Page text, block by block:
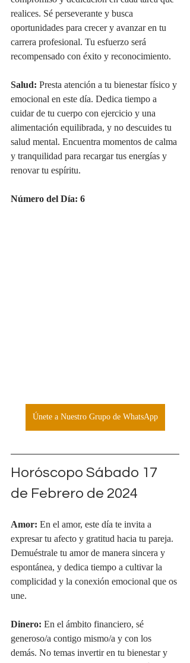
realices. Sé perseverante y busca
oportunidades para crecer y avanzar en tu
carrera profesional. Tu esfuerzo será
recompensado con éxito y reconocimiento.
Salud: Presta atención a tu bienestar físico y
emocional en este día. Dedica tiempo a
cuidar de tu cuerpo con ejercicio y una
alimentación equilibrada, y no descuides tu
salud mental. Encuentra momentos de calma
y tranquilidad para recargar tus energías y
renovar tu espíritu.
Número del Día: 6
Únete a Nuestro Grupo de WhatsApp
Horóscopo Sábado 17
de Febrero de 2024
Amor: En el amor, este día te invita a
expresar tu afecto y gratitud hacia tu pareja.
Demuéstrale tu amor de manera sincera y
espontánea, y dedica tiempo a cultivar la
complicidad y la conexión emocional que os
une.
Dinero: En el ámbito financiero, sé
generoso/a contigo mismo/a y con los
demás. No temas invertir en tu bienestar y